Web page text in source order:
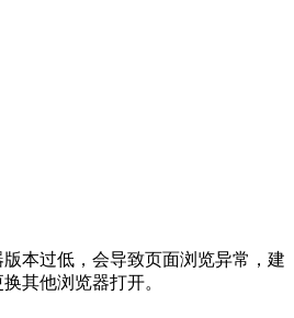
本过低，会导致页面浏览异常，建
其他浏览器打开。